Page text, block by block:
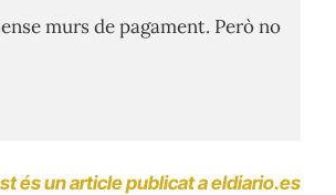
murs de pagament. Però no
és un article publicat a eldiario.es